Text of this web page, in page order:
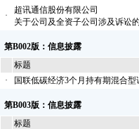
·
超讯通信股份有限公司
关于公司及全资子公司涉及诉讼
第B002版：信息披露
标题
·
国联低碳经济3个月持有期混合
第B003版：信息披露
标题